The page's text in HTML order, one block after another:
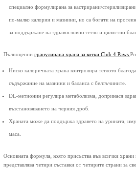
специално формулирана за кастрирани/
по-малко калории и мазнини, но са богати на
за поддържане на здравословно тегло и цялостно
Пълноценни гранулирана храна за котки Club 4 Paws
Ниско калоричната храна контролира теглото
съдържание на мазнини и баланса с белтъчините.
DL-метионин регулира метаболизма, допринася
възстановяването на черния дроб.
Храната може да поддържа здравето на урината,
маса.
Основната формула, която присъства във всички
представлява четири съставки от четирите страни за